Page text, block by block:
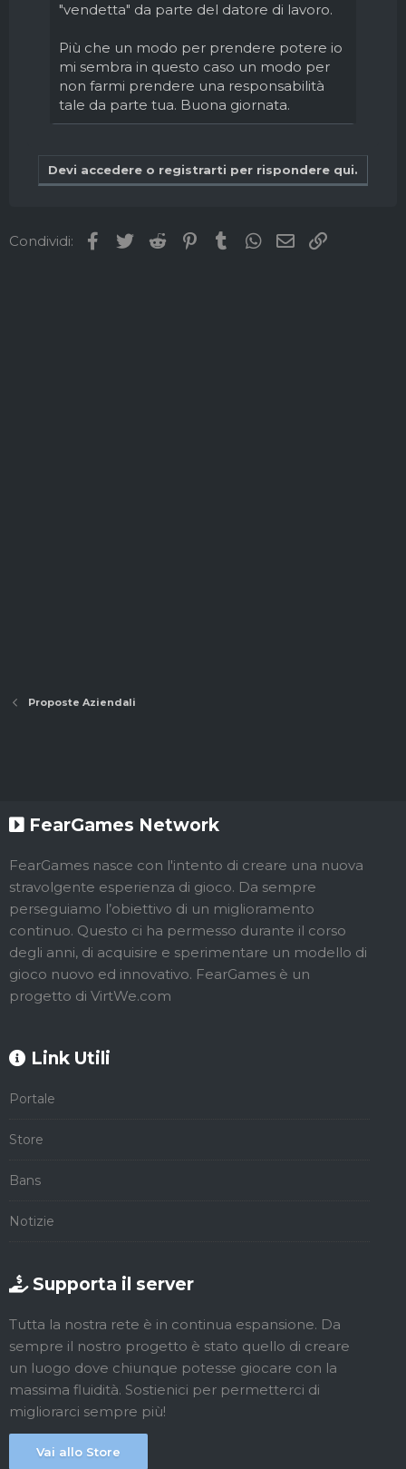
"vendetta" da parte del datore di lavoro.
Più che un modo per prendere potere io
mi sembra in questo caso un modo per
non farmi prendere una responsabilità
tale da parte tua. Buona giornata.
Devi accedere o registrarti per rispondere qui.
Condividi: Facebook
TwitterReddit PinterestTumblrWhatsApp
Email
Proposte Aziendali
FearGames Network
FearGames nasce con l'intento di creare una nuova
stravolgente esperienza di gioco. Da sempre
perseguiamo l’obiettivo di un miglioramento
continuo. Questo ci ha permesso durante il corso
degli anni, di acquisire e sperimentare un modello di
gioco nuovo ed innovativo. FearGames è un
progetto di VirtWe.com
Link Utili
Portale
Store
Bans
Notizie
Supporta il server
Tutta la nostra rete è in continua espansione. Da
sempre il nostro progetto è stato quello di creare
un luogo dove chiunque potesse giocare con la
massima fluidità. Sostienici per permetterci di
migliorarci sempre più!
Vai allo Store